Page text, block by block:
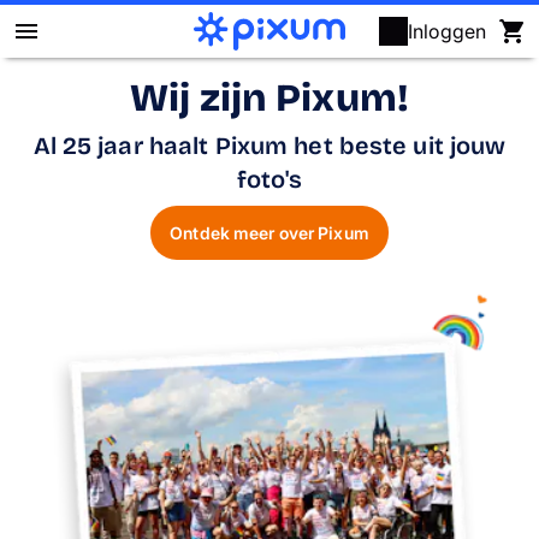
Inloggen
Fotoboek maken
Foto's afdrukken
Wanddecoratie
Fotopuzzels
Wij zijn Pixum!
Al 25 jaar haalt Pixum het beste uit jouw
foto's
Ontdek meer over Pixum